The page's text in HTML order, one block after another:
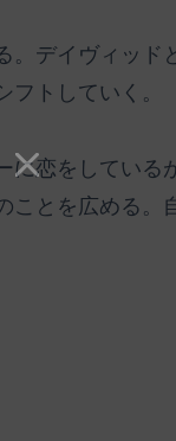
。デイヴィッド
トしていく。
に恋をしている
ことを広める。